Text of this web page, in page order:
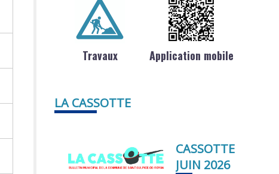
Travaux Application mobile
LA CASSOTTE
CASSOTTE
JUIN 2026